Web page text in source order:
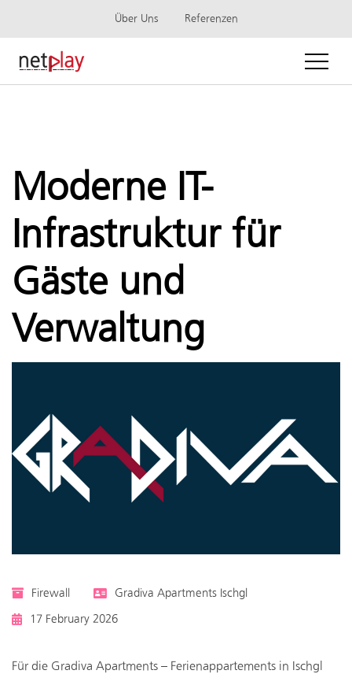
Über Uns Referenzen
Moderne IT-
Infrastruktur für
Gäste und
Verwaltung
Firewall
Gradiva Apartments Ischgl
17 February 2026
Für die Gradiva Apartments – Ferienappartements in Ischgl